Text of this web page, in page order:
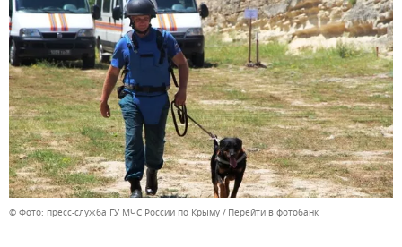
© Фото: пресс-служба ГУ МЧС России по Крыму Перейти в фотобанк